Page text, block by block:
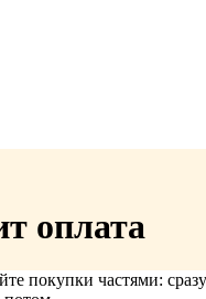
оплата
покупки частями: